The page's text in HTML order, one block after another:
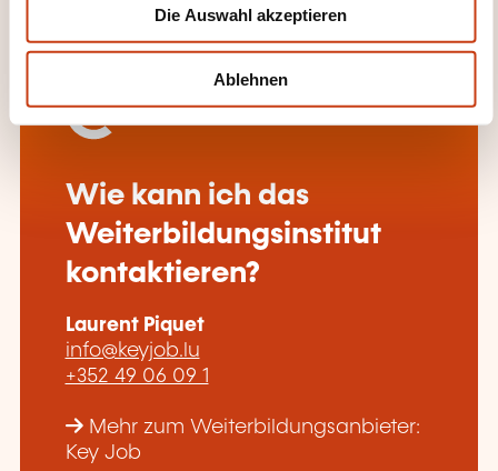
Die Auswahl akzeptieren
Ablehnen
Wie kann ich das
Weiterbildungsinstitut
kontaktieren?
Laurent Piquet
info@keyjob.lu
+352 49 06 09 1
Mehr zum Weiterbildungsanbieter:
Key Job